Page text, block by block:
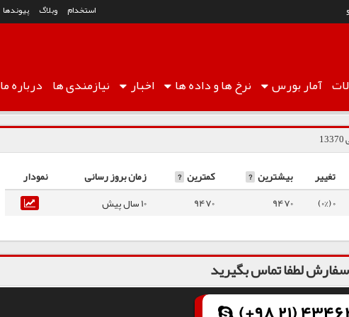
استخدام وبلاگ پیوندها
آماربورس نرخ هاو داده ها اخبار نیازمندی ها درباره ما
تغییر بیشترین ? کمترین ? زمان بروز رسانی
نمودار
0 (0%)
9470
9470 10 سال پیش
لطفا تماس بگیرید